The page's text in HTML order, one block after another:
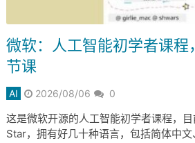
微软：人工智能初学者课
节课
AI 2026/08/06 0
这是微软开源的人工智能初学者课程，
Star，拥有好几十种语言，包括简体中